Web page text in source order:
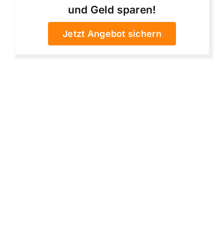
und Geld sparen!
Jetzt Angebot sichern